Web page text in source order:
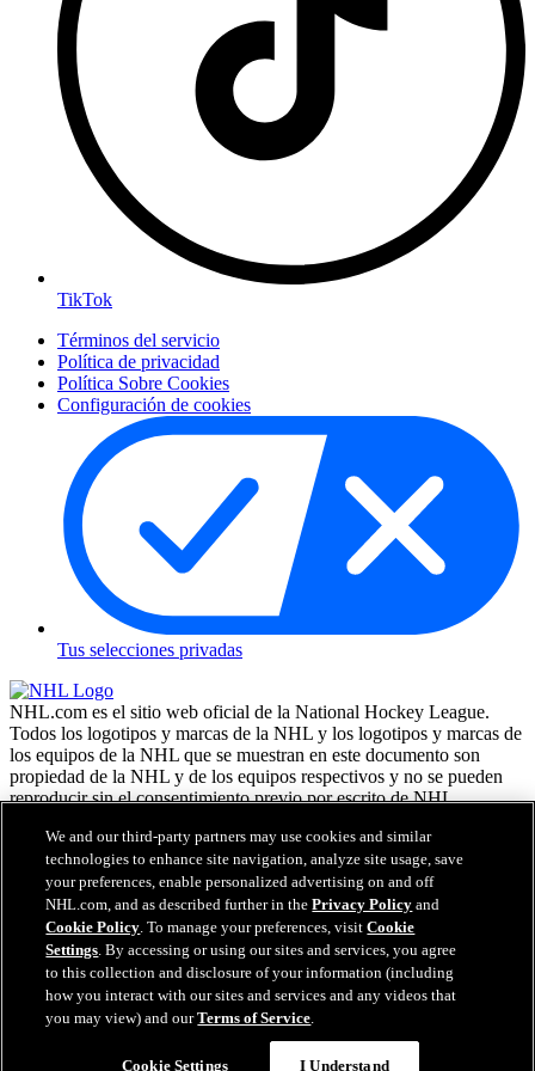
TikTok
Términos del servicio
Política de privacidad
Política Sobre Cookies
Configuración de cookies
Tus selecciones privadas
NHL.com es el sitio web oficial de la National Hockey League.
Todos los logotipos y marcas de la NHL y los logotipos y marcas de
los equipos de la NHL que se muestran en este documento son
propiedad de la NHL y de los equipos respectivos y no se pueden
reproducir sin el consentimiento previo por escrito de NHL
las camisetas de los equipos de la NHL, personalizadas con los
nombres y números de los jugadores, tienen licencia oficial de la
NHL y la NHLPA. La marca denominativa Zamboni y la
configuración de la máquina reparadora de hielo Zamboni son
marcas comerciales registradas de Frank J. Zamboni & Co., Inc. (c)
Frank J. Zamboni & Co., Inc. 2026. Todos los derechos reservados.
Cualquier otra marca comercial o copyright de terceros, es
propiedad de sus respectivos dueños. Reservados todos los
derechos.
We and our third-party partners may use cookies and similar
technologies to enhance site navigation, analyze site usage, save
your preferences, enable personalized advertising on and off
NHL.com, and as described further in thePrivacy Policy and
Cookie Policy. To manage your preferences, visitCookie
Settings. By accessing or using our sites and services, you agree
to this collection and disclosure of your information (including
how you interact with our sites and services and any videos that
you may view) and ourTerms of Service.
Cookie Settings I Understand